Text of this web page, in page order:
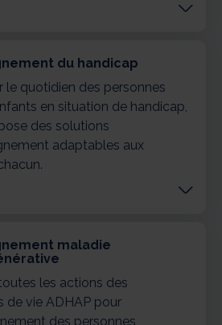
du handicap
le quotidien des personnes
en situation de handicap,
des solutions
adaptables aux
maladie
les actions des
de vie ADHAP pour
des personnes